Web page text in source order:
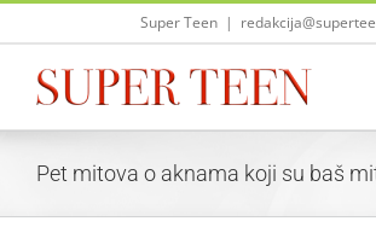
Skip
Super Teen |
Pet mitova o aknama koji su baš